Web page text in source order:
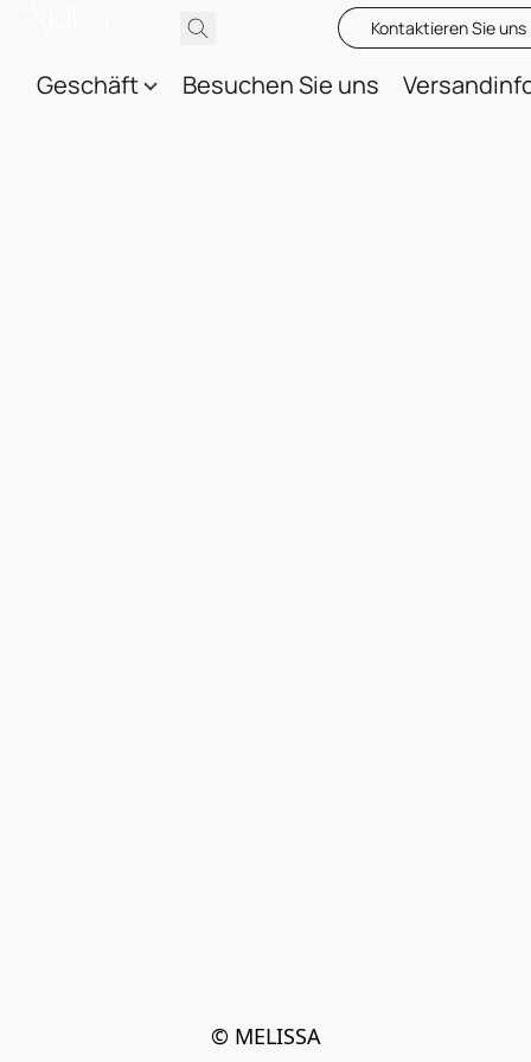
Kontaktieren Sie uns
Geschäft Besuchen Sie uns
© MELISSA